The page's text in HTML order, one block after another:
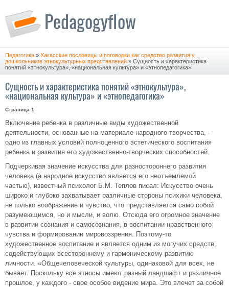
Педагогика » Хакасские пословицы и поговорки как средство развития у
дошкольников этнокультурных представлений » Сущность и характеристика
понятий «этнокультура», «национальная культура» и «этнопедагогика»
Сущность и характеристика понятий «этнокультура»,
«национальная культура» и «этнопедагогика»
Страница 1
Включение ребенка в различные виды художественной
деятельности, основанные на материале народного творчества, -
одно из главных условий полноценного эстетического воспитания
ребенка и развития его художественно-творческих способностей.
Подчеркивая значение искусства для разностороннего развития
человека (а народное искусство является его неотъемлемой
частью), известный психолог Б.М. Теплов писал: Искусство очень
широко и глубоко захватывает различные стороны психики человека,
не только воображение и чувство, что представляется само собой
разумеющимся, но и мысли, и волю. Отсюда его огромное значение
в развитии сознания и самосознания, в воспитании нравственного
чувства и формировании мировоззрения. Поэтому-то
художественное воспитание и является одним из могучих средств,
содействующих всестороннему и гармоническому развитию
личности. «Общечеловеческой культуры, одинаковой для всех, не
бывает. Поскольку все этносы имеют разный ландшафт и различное
прошлое, у каждого - свое особое видение мира. Это влечет за собой